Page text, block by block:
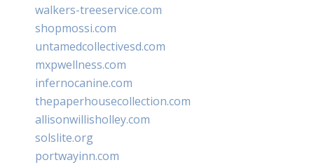
walkers-treeservice.com
shopmossi.com
untamedcollectivesd.com
mxpwellness.com
infernocanine.com
thepaperhousecollection.com
allisonwillisholley.com
solslite.org
portwayinn.com